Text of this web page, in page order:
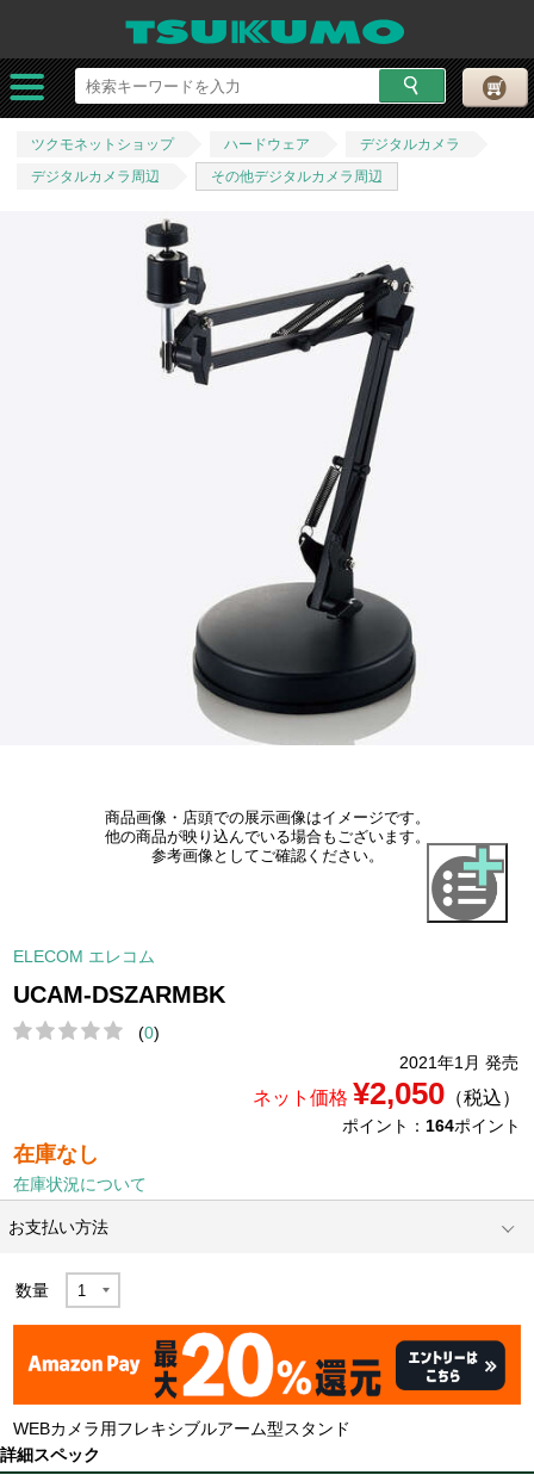
ツクモネットショップ ハードウェア
デジタルカメラ
デジタルカメラ周辺
その他デジタルカメラ周辺
商品画像・店頭での展示画像はイメージです。
他の商品が映り込んでいる場合もございます。
参考画像としてご確認ください。
ELECOM エレコム
UCAM-DSZARMBK
(0)
2021年1月 発売
ネット価格 ¥2,050（税込）
ポイント： 164ポイント
在庫なし
在庫状況について
お支払い方法
数量
WEBカメラ用フレキシブルアーム型スタンド
詳細スペック